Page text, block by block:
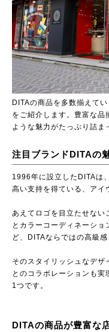
DITAの商品を多数揃えて
をご紹介します。豊富な品
ような魅力がたっぷり詰ま
注目ブランドDITAの
1996年に設立したDITAは
高い支持を得ている、アイ
あえてロゴを目立たせない
とカラーコーディネーシ
ど、DITAならではの高級感
そのスタイリッシュなデザ
とのコラボレーションも
1つです。
DITAの商品が豊富な